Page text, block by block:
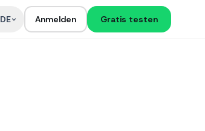
DE Anmelden Gratis testen